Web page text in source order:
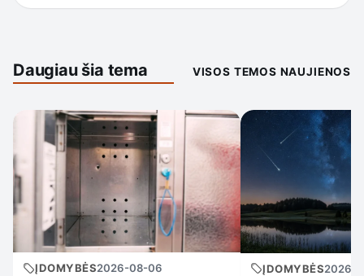
Daugiau šia tema VISOS TEMOS NAUJIENOS
ĮDOMYBĖS2026-08-06 ĮDOMYBĖS2026-